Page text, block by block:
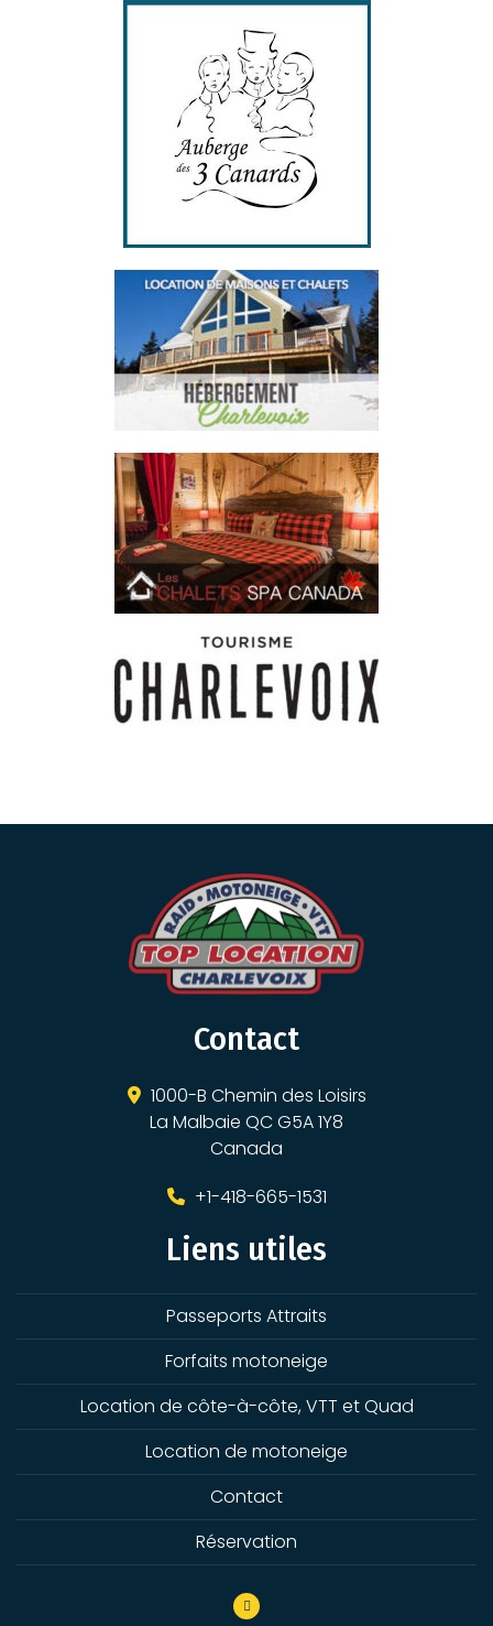
Contact
1000-B Chemin des Loisirs
La Malbaie QC G5A 1Y8
Canada
+1-418-665-1531
Liens utiles
Passeports Attraits
Forfaits motoneige
Location de côte-à-côte, VTT et Quad
Location de motoneige
Contact
Réservation